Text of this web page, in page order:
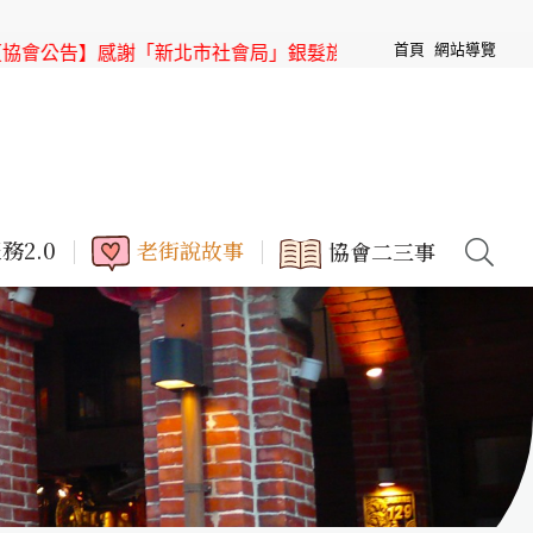
北市社會局」銀髮族節目「高年級超進化」來「三峽老街」取
首頁 網站導覽
2.0 老街說故事 協會二三事